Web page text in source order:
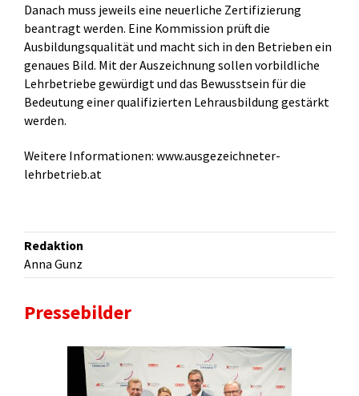
Danach muss jeweils eine neuerliche Zertifizierung
beantragt werden. Eine Kommission prüft die
Ausbildungsqualität und macht sich in den Betrieben ein
genaues Bild. Mit der Auszeichnung sollen vorbildliche
Lehrbetriebe gewürdigt und das Bewusstsein für die
Bedeutung einer qualifizierten Lehrausbildung gestärkt
werden.
Weitere Informationen: www.ausgezeichneter-
lehrbetrieb.at
Redaktion
Anna Gunz
Pressebilder